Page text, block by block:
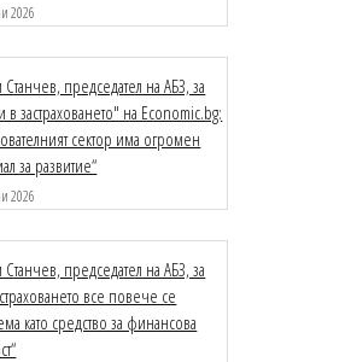
2026
Станчев, председател на АБЗ, за
застраховането" на Economic.bg:
сектор има огромен
за развитие“
2026
Станчев, председател на АБЗ, за
все повече се
като средство за финансова